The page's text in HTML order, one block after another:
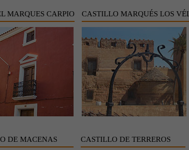
MARQUES CARPIO CASTILLO MARQUÉS LOS
DE MACENAS CASTILLO DE TERREROS